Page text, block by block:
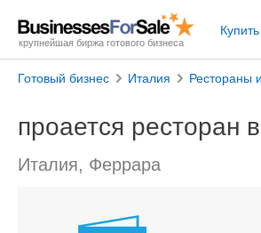
крупнейшая биржа готового бизнеса
Готовый бизнес Италия Рестораны
проается ресторан
Италия, Феррара